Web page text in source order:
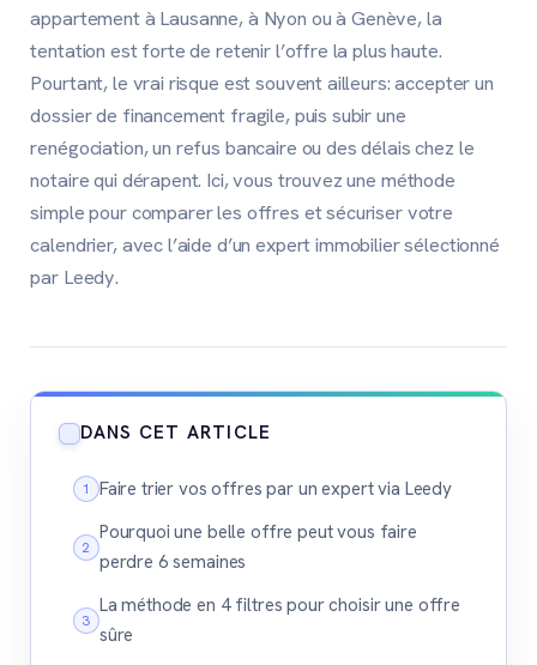
appartement à Lausanne, à Nyon ou à Genève, la
tentation est forte de retenir l’offre la plus haute.
Pourtant, le vrai risque est souvent ailleurs: accepter un
dossier de financement fragile, puis subir une
renégociation, un refus bancaire ou des délais chez le
notaire qui dérapent. Ici, vous trouvez une méthode
simple pour comparer les offres et sécuriser votre
calendrier, avec l’aide d’un expert immobilier sélectionné
par Leedy.
DANS CET ARTICLE
Faire trier vos offres par un expert via Leedy
Pourquoi une belle offre peut vous faire
perdre 6 semaines
La méthode en 4 filtres pour choisir une offre
sûre